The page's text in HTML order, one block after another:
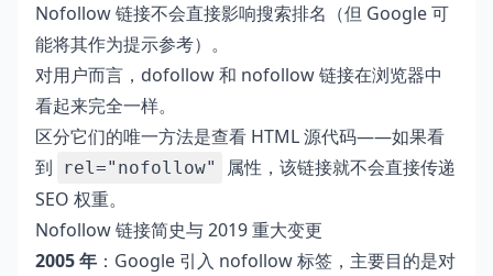
Nofollow 链接不会直接影响搜索排名（但 Google 可
能将其作为提示参考）。
对用户而言，dofollow 和 nofollow 链接在浏览器中
看起来完全一样。
区分它们的唯一方法是查看 HTML 源代码——如果看
到
rel="nofollow"
属性，该链接就不会直接传递
SEO 权重。
Nofollow 链接简史与 2019 重大变更
2005 年 ：Google 引入 nofollow 标签，主要目的是对